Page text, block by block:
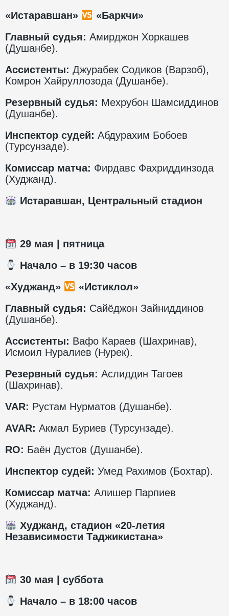
«Истаравшан»
«Баркчи»
Главный судья: Амирджон Хоркашев
(Душанбе).
Ассистенты: Джурабек Содиков (Варзоб),
Комрон Хайруллозода (Душанбе).
Резервный судья: Мехрубон Шамсиддинов
(Душанбе).
Инспектор судей: Абдурахим Бобоев
(Турсунзаде).
Комиссар матча: Фирдавс Фахриддинзода
(Худжанд).
Истаравшан, Центральный стадион
29 мая | пятница
️ Начало – в 19:30 часов
«Худжанд»
«Истиклол»
Главный судья: Сайёджон Зайниддинов
(Душанбе).
Ассистенты: Вафо Караев (Шахринав),
Исмоил Нуралиев (Нурек).
Резервный судья: Аслиддин Тагоев
(Шахринав).
VAR: Рустам Нурматов (Душанбе).
AVAR: Акмал Буриев (Турсунзаде).
RO: Баён Дустов (Душанбе).
Инспектор судей: Умед Рахимов (Бохтар).
Комиссар матча: Алишер Парпиев
(Худжанд).
Худжанд, стадион «20-летия
Независимости Таджикистана»
30 мая | суббота
️ Начало – в 18:00 часов